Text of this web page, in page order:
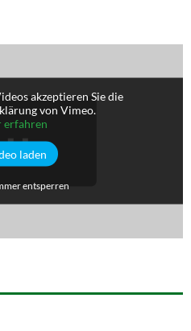
akzeptieren Sie die
von Vimeo.
erfahren
laden
entsperren